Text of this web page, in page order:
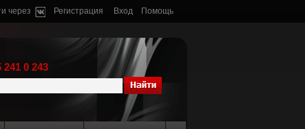
через Регистрация Вход Помощь
241 0 243